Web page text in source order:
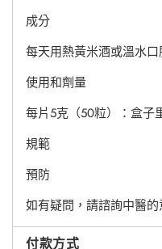
成分
每天用熱黃米酒或溫水
使用和劑量
每片5克（50粒）：盒子
規範
預防
如有疑問，請諮詢中醫的
付款方式